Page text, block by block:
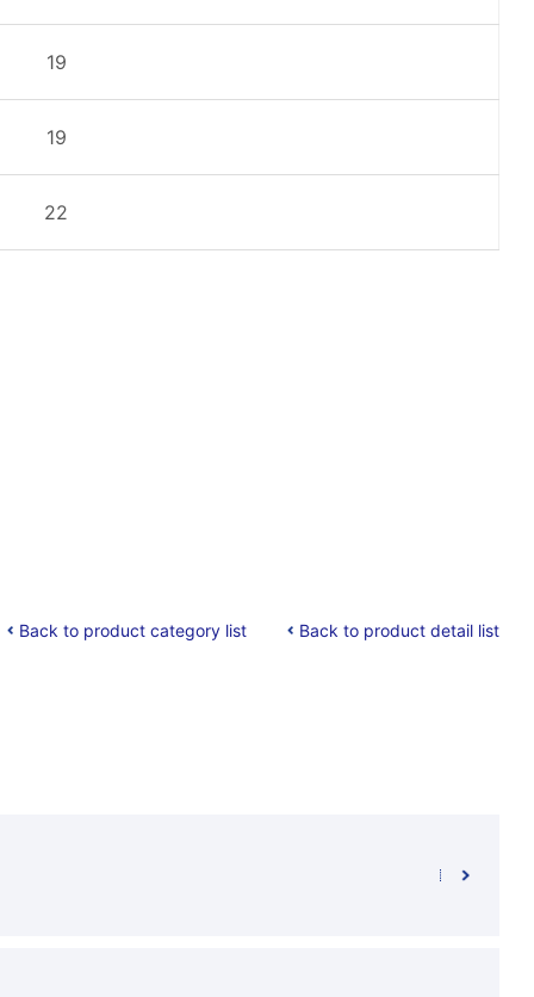
19
19
22
Back to product category list Back to product detail list